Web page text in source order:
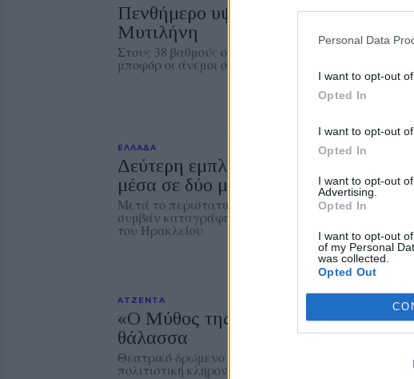
Personal Data
I want to opt-out
Opted In
I want to opt-out
Opted In
I want to opt-out
Advertising.
Opted In
I want to opt-out
of my Personal
was collected.
Opted Out
Πενθήμερο υψηλών θερμοκρασιών
Μυτιλήνη
Στους 38 βαθμούς ο υδράργυρος την Κυριακή – Από
μποφόρ οι άνεμοι στην περιοχή
ΕΛΛΑΔΑ
Δεύτερη εμπλοκή κάβου στο «Νήσος
μέσα σε δύο μήνες
Μετά το περιστατικό της Μυτιλήνης στις 3 Ιουνίου,
συμβάν καταγράφηκε κατά την πρόσδεση του
του Ηρακλείου
ΑΤΖΕΝΤΑ
«Ο Μύθος της Νυφίδας» ζωντανεύει
θάλασσα
Θεατρικό δρώμενο αφιερωμένο στην παράδοση και
πολιτιστική κληρονομιά της περιοχής την